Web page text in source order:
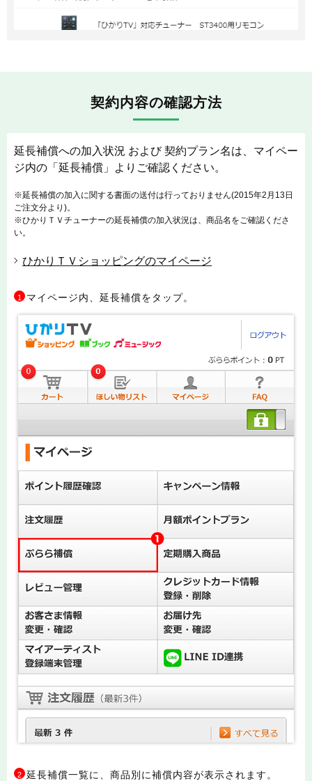
契約内容の確認方法
延長補償への加入状況 および 契約プラン名は、マイペー
ジ内の「延長補償」よりご確認ください。
※延長補償の加入に関する書面の送付は行っておりません(2015年2月13日
ご注文分より)。
※ひかりＴＶチューナーの延長補償の加入状況は、商品名をご確認くださ
い。
ひかりＴＶショッピングのマイページ
1 マイページ内、延長補償をタップ。
2 延長補償一覧に、商品別に補償内容が表示されます。